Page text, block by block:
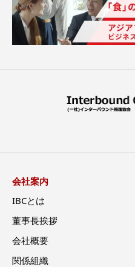
会社案内
IBCとは
董事長挨拶
会社概要
関係組織